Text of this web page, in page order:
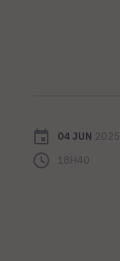
04 JUN 2025
18H40